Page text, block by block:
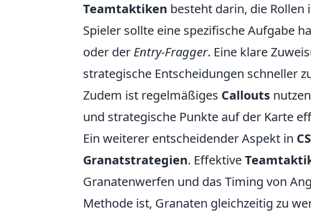
Teamtaktiken besteht darin, die Rollen
Spieler sollte eine spezifische Aufgabe
oder der Entry-Fragger. Eine klare
strategische Entscheidungen schneller
Zudem ist regelmäßiges Callouts
und strategische Punkte auf der Karte
Ein weiterer entscheidender Aspekt in
Granatstrategien. Effektive
Granatenwerfen und das Timing von
Methode ist, Granaten gleichzeitig zu